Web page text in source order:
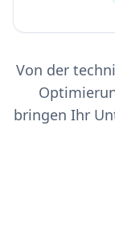
Von der
bringen Ihr